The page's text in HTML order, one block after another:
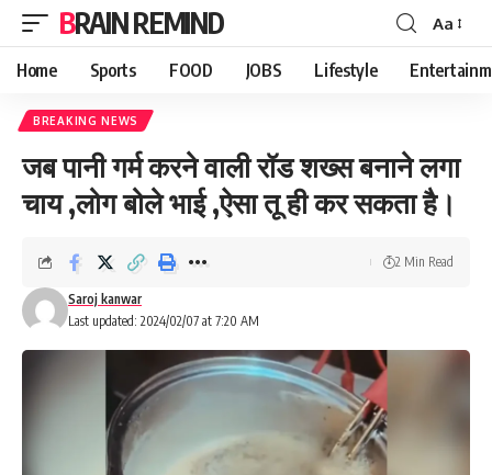
BRAIN REMIND
Font
Resizer
Aa
Home Sports FOOD JOBS Lifestyle
BREAKING NEWS
जब पानी गर्म करने वाली रॉड शख्स बनाने लगा
चाय ,लोग बोले भाई ,ऐसा तू ही कर सकता है।
Last updated: 2024/02/07 at 7:20 AM
Saroj kanwar
2 Min Read